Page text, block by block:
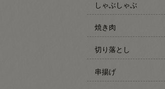
しゃぶしゃぶ
焼き肉
切り落とし
串揚げ